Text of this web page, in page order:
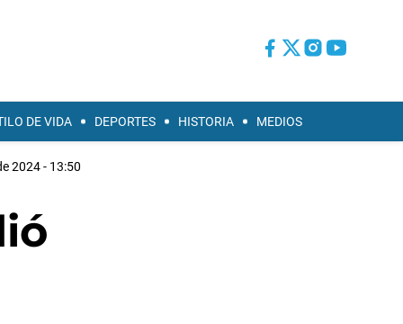
DE VIDA DEPORTES HISTORIA MEDIOS
2024 - 13:50